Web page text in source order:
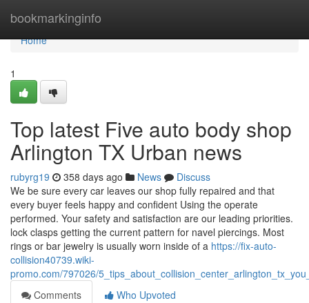
bookmarkinginfo
Home
Home
1
Top latest Five auto body shop
Arlington TX Urban news
rubyrg19 358 days ago News
Discuss
We be sure every car leaves our shop fully repaired and that
every buyer feels happy and confident Using the operate
performed. Your safety and satisfaction are our leading priorities.
lock clasps getting the current pattern for navel piercings. Most
rings or bar jewelry is usually worn inside of a https://fix-auto-
collision40739.wiki-
promo.com/797026/
Comments
Who Upvoted